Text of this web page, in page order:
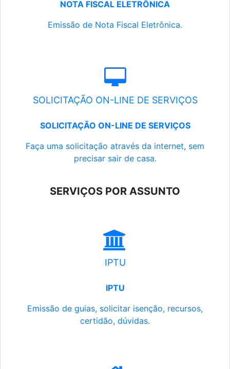
NOTA FISCAL ELETRÔNICA
Emissão de Nota Fiscal Eletrônica.
SOLICITAÇÃO ON-LINE DE SERVIÇOS
SOLICITAÇÃO ON-LINE DE SERVIÇOS
Faça uma solicitação através da internet, sem
precisar sair de casa.
SERVIÇOS POR ASSUNTO
IPTU
IPTU
Emissão de guias, solicitar isenção, recursos,
certidão, dúvidas.